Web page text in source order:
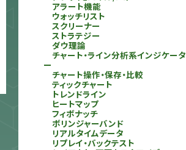
アラート機能
ウォッチリスト
スクリーナー
ストラテジー
ダウ理論
チャート・ライン分析系インジケータ
ー
チャート操作・保存・比較
ティックチャート
トレンドライン
ヒートマップ
フィボナッチ
ボリンジャーバンド
リアルタイムデータ
リプレイ・バックテスト